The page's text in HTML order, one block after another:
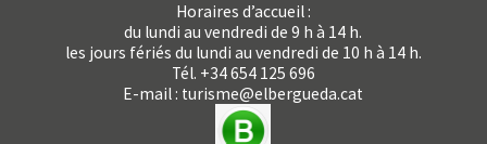
Horaires d’accueil :
du lundi au vendredi de 9 h à 14 h.
les jours fériés du lundi au vendredi de 10 h à 14 h.
Tél. +34 654 125 696
E-mail : turisme@elbergueda.cat